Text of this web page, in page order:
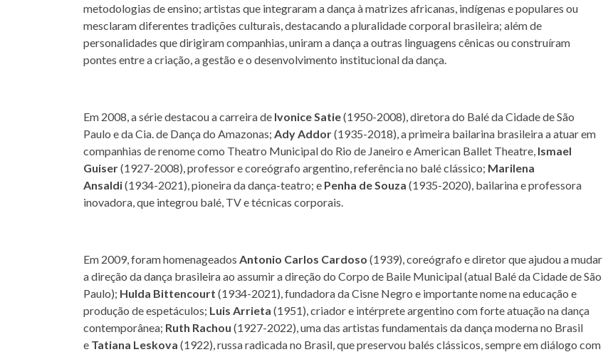
metodologias de ensino; artistas que integraram a dança à matrizes africanas, indígenas e populares ou
mesclaram diferentes tradições culturais, destacando a pluralidade corporal brasileira; além de
personalidades que dirigiram companhias, uniram a dança a outras linguagens cênicas ou construíram
pontes entre a criação, a gestão e o desenvolvimento institucional da dança.
Em 2008, a série destacou a carreira de Ivonice Satie(1950-2008), diretora do Balé da Cidade de São
Paulo e da Cia. de Dança do Amazonas; Ady Addor(1935-2018), a primeira bailarina brasileira a atuar em
companhias de renome como Theatro Municipal do Rio de Janeiro e American Ballet Theatre, Ismael
Guiser(1927-2008), professor e coreógrafo argentino, referência no balé clássico; Marilena
Ansaldi(1934-2021), pioneira da dança-teatro; e Penha de Souza (1935-2020), bailarina e professora
inovadora, que integrou balé, TV e técnicas corporais.
Em 2009, foram homenageados Antonio Carlos Cardoso (1939), coreógrafo e diretor que ajudou a mudar
a direção da dança brasileira ao assumir a direção do Corpo de Baile Municipal (atual Balé da Cidade de São
Paulo); Hulda Bittencourt (1934-2021), fundadora da Cisne Negro e importante nome na educação e
produção de espetáculos; Luis Arrieta (1951), criador e intérprete argentino com forte atuação na dança
contemporânea; Ruth Rachou (1927-2022), uma das artistas fundamentais da dança moderna no Brasil
e Tatiana Leskova (1922), russa radicada no Brasil, que preservou balés clássicos, sempre em diálogo com